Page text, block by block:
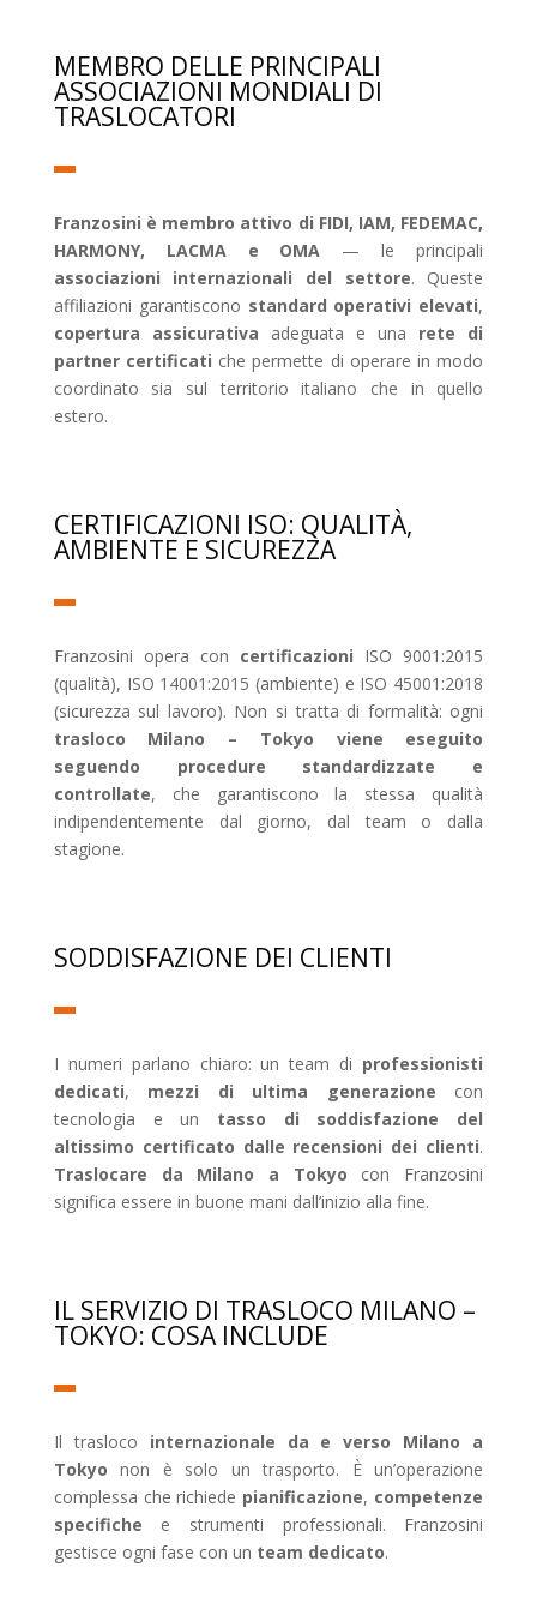
MEMBRO DELLE PRINCIPALI
ASSOCIAZIONI MONDIALI DI
TRASLOCATORI
Franzosini è membro attivo di FIDI, IAM, FEDEMAC,
HARMONY, LACMA e OMA — le principali
associazioni internazionali del settore. Queste
affiliazioni garantiscono standard operativi elevati,
copertura assicurativa adeguata e una rete di
partner certificati che permette di operare in modo
coordinato sia sul territorio italiano che in quello
estero.
CERTIFICAZIONI ISO: QUALITÀ,
AMBIENTE E SICUREZZA
Franzosini opera con certificazioni ISO 9001:2015
(qualità), ISO 14001:2015 (ambiente) e ISO 45001:2018
(sicurezza sul lavoro). Non si tratta di formalità: ogni
trasloco Milano – Tokyo viene eseguito
seguendo procedure standardizzate e
controllate, che garantiscono la stessa qualità
indipendentemente dal giorno, dal team o dalla
stagione.
SODDISFAZIONE DEI CLIENTI
I numeri parlano chiaro: un team di professionisti
dedicati, mezzi di ultima generazione con
tecnologia e un tasso di soddisfazione del
altissimo certificato dalle recensioni dei clienti.
Traslocare da Milano a Tokyo con Franzosini
significa essere in buone mani dall’inizio alla fine.
IL SERVIZIO DI TRASLOCO MILANO –
TOKYO: COSA INCLUDE
Il trasloco internazionale da e verso Milano a
Tokyo non è solo un trasporto. È un’operazione
complessa che richiede pianificazione, competenze
specifiche e strumenti professionali. Franzosini
gestisce ogni fase con un team dedicato.